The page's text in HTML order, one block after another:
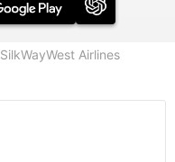
SilkWayWest Airlines